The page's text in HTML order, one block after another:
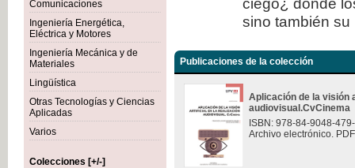
Comunicaciones
Ingeniería Energética,
Eléctrica y Motores
Ingeniería Mecánica y de
Materiales
Lingüística
Otras Tecnologías y Ciencias
Aplicadas
Varios
Colecciones [+/-]
ciego¿ donde
sino también
Publicaciones de la colección
Aplicación de la visión
audiovisual.CvCinema
ISBN: 978-84-9048-
Archivo electrónico.